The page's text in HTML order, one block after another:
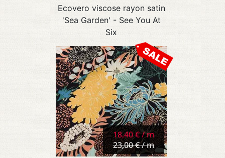
Ecovero viscose rayon satin
'Sea Garden' - See You At
Six
18,40 € / m
23,00 € / m